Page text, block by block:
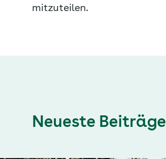
mitzuteilen.
Neueste Beiträge